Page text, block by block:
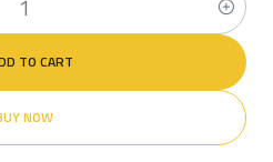
TO CART
NOW